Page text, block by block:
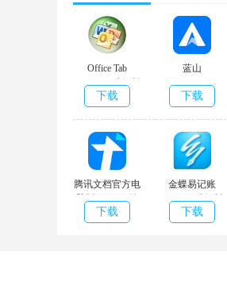
Office Tab
Enterprise破解版
v14.0.0.228 官方
下载
蓝山
Officev1.4.0.10826
官方版
下载
腾讯文档官方电
脑版 v2.2.13 纯
净版
下载
金蝶易记账
v2.3.0.0 破解版
下载